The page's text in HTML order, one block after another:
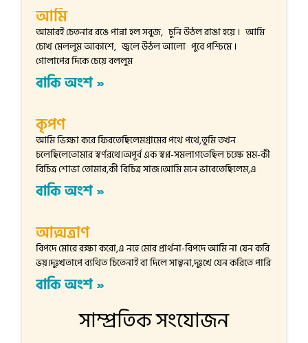
আমি
আমারই চেতনার রঙে পান্না হল সবুজ, চুনি উঠল রাঙা হয়ে । আমি
চোখ মেললুম আকাশে, জ্বলে উঠল আলো পুবে পশ্চিমে ।
গোলাপের দিকে চেয়ে বললুম
বাকি অংশ »
কৃপণ
আমি ভিক্ষা করে ফিরতেছিলেমগ্রামের পথে পথে,তুমি তখন
চলেছিলেতোমার স্বর্ণরথে।অপূর্ব এক স্বপ্ন-সমলাগতেছিল চক্ষে মম-কী
বিচিত্র শোভা তোমার,কী বিচিত্র সাজ।আমি মনে ভাবেতেছিলেম,এ
বাকি অংশ »
আত্মত্রাণ
বিপদে মোরে রক্ষা করো,এ নহে মোর প্রার্থনা-বিপদে আমি না যেন করি
ভয়।দুঃখতাপে ব্যথিত চিতেনাই বা দিলে সান্ত্বনা,দুঃখে যেন করিতে পারি
বাকি অংশ »
সাম্প্রতিক সংযোজন